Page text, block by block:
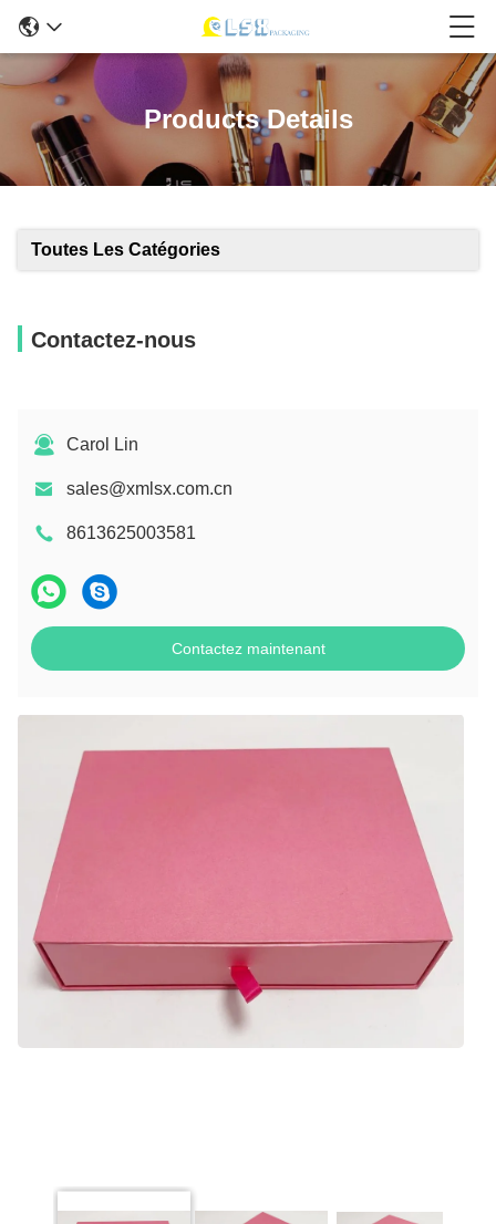
Products Details
Toutes Les Catégories
Contactez-nous
Carol Lin
sales@xmlsx.com.cn
8613625003581
Contactez maintenant